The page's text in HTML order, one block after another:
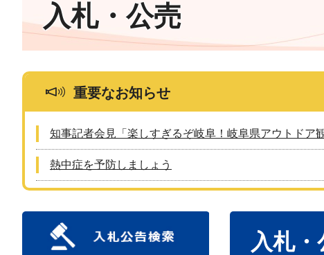
入札・公売
重要なお知らせ
知事記者会見「楽しすぎるぞ岐阜！岐阜県アウトドア
熱中症を予防しましょう
入札・